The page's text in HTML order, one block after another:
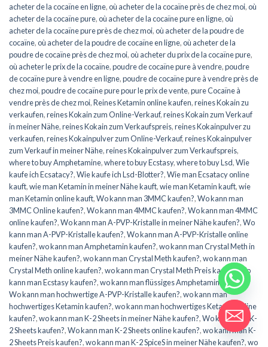
acheter de la cocaïne en ligne,où acheter de la cocaïne près de chez moi,où
acheter de la cocaïne pure,où acheter de la cocaïne pure en ligne,où
acheter de la cocaïne pure près de chez moi,où acheter de la poudre de
cocaïne,où acheter de la poudre de cocaïne en ligne,où acheter de la
poudre de cocaïne près de chez moi,où acheter du prix de la cocaïne pure,
où acheter le prix de la cocaïne,poudre de cocaïne pure à vendre,poudre
de cocaïne pure à vendre en ligne,poudre de cocaïne pure à vendre près de
chez moi,poudre de cocaïne pure pour le prix de vente,pure Cocaïne à
vendre près de chez moi,Reines Ketamin online kaufen,reines Kokain zu
verkaufen,reines Kokain zum Online-Verkauf,reines Kokain zum Verkauf
in meiner Nähe,reines Kokain zum Verkaufspreis,reines Kokainpulver zu
verkaufen,reines Kokainpulver zum Online-Verkauf,reines Kokainpulver
zum Verkauf in meiner Nähe,reines Kokainpulver zum Verkaufspreis,
where to buy Amphetamine,where to buy Ecstasy,where to buy Lsd,Wie
kaufe ich Ecsatacy?,Wie kaufe ich Lsd-Blotter?,Wie man Ecsatacy online
kauft,wie man Ketamin in meiner Nähe kauft,wie man Ketamin kauft,wie
man Ketamin online kauft,Wo kann man 3MMC kaufen?,Wo kann man
3MMC Online kaufen?,Wo kann man 4MMC kaufen?,Wo kann man 4MMC
online kaufen?,Wo kann man A-PVP-Kristalle in meiner Nähe kaufen?,Wo
kann man A-PVP-Kristalle kaufen?,Wo kann man A-PVP-Kristalle online
kaufen?,wo kann man Amphetamin kaufen?,wo kann man Crystal Meth in
meiner Nähe kaufen?,wo kann man Crystal Meth kaufen?,wo kann man
Crystal Meth online kaufen?,wo kann man Crystal Meth Preis kaufen,Wo
kann man Ecstasy kaufen?,wo kann man flüssiges Amphetamin kaufen?
Wo kann man hochwertige A-PVP-Kristalle kaufen?,wo kann man
hochwertiges Ketamin kaufen?,wo kann man hochwertiges Ketamin online
kaufen?,wo kann man K-2 Sheets in meiner Nähe kaufen?,Wo kann man K-
2 Sheets kaufen?,Wo kann man K-2 Sheets online kaufen?,wo kann man K-
2 Sheets Preis kaufen?,wo kann man K-2 SpiceS in meiner Nähe kaufen?,wo